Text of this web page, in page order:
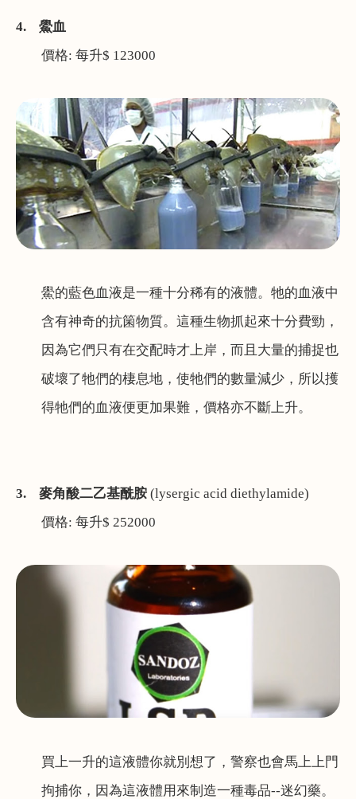
4. 鱟血
價格: 每升$ 123000
鱟的藍色血液是一種十分稀有的液體。牠的血液中
含有神奇的抗箘物質。這種生物抓起來十分費勁，
因為它們只有在交配時才上岸，而且大量的捕捉也
破壞了牠們的棲息地，使牠們的數量減少，所以擭
得牠們的血液便更加果難，價格亦不斷上升。
3. 麥角酸二乙基酰胺 (lysergic acid diethylamide)
價格: 每升$ 252000
買上一升的這液體你就別想了，警察也會馬上上門
拘捕你，因為這液體用來制造一種毒品--迷幻藥。